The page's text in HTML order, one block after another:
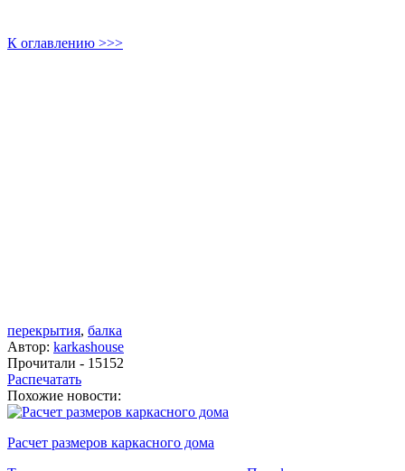
К оглавлению >>>
перекрытия, балка
Автор: karkashouse
Прочитали - 15152
Распечатать
Похожие новости:
Расчет размеров каркасного дома